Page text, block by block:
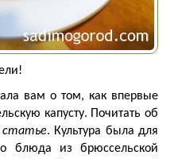
вам о том, как впервые
капусту. Почитать об
. Культура была для
блюда из брюссельской